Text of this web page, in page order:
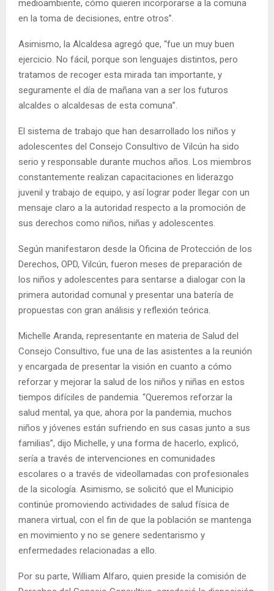
medioambiente, cómo quieren incorporarse a la comuna
en la toma de decisiones, entre otros”.
Asimismo, la Alcaldesa agregó que, “fue un muy buen
ejercicio. No fácil, porque son lenguajes distintos, pero
tratamos de recoger esta mirada tan importante, y
seguramente el día de mañana van a ser los futuros
alcaldes o alcaldesas de esta comuna”.
El sistema de trabajo que han desarrollado los niños y
adolescentes del Consejo Consultivo de Vilcún ha sido
serio y responsable durante muchos años. Los miembros
constantemente realizan capacitaciones en liderazgo
juvenil y trabajo de equipo, y así lograr poder llegar con un
mensaje claro a la autoridad respecto a la promoción de
sus derechos como niños, niñas y adolescentes.
Según manifestaron desde la Oficina de Protección de los
Derechos, OPD, Vilcún, fueron meses de preparación de
los niños y adolescentes para sentarse a dialogar con la
primera autoridad comunal y presentar una batería de
propuestas con gran análisis y reflexión teórica.
Michelle Aranda, representante en materia de Salud del
Consejo Consultivo, fue una de las asistentes a la reunión
y encargada de presentar la visión en cuanto a cómo
reforzar y mejorar la salud de los niños y niñas en estos
tiempos difíciles de pandemia. “Queremos reforzar la
salud mental, ya que, ahora por la pandemia, muchos
niños y jóvenes están sufriendo en sus casas junto a sus
familias”, dijo Michelle, y una forma de hacerlo, explicó,
sería a través de intervenciones en comunidades
escolares o a través de videollamadas con profesionales
de la sicología. Asimismo, se solicitó que el Municipio
continúe promoviendo actividades de salud física de
manera virtual, con el fin de que la población se mantenga
en movimiento y no se genere sedentarismo y
enfermedades relacionadas a ello.
Por su parte, William Alfaro, quien preside la comisión de